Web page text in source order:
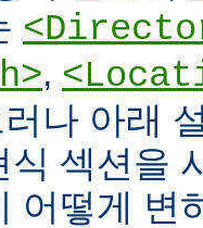
,
나 아래
식 섹션을
어떻게 변